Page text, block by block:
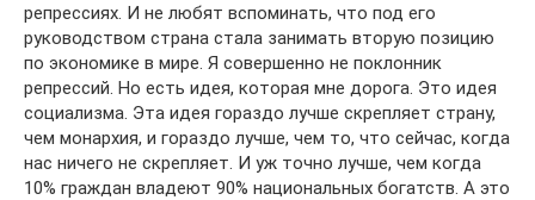
репрессиях. И не любят вспоминать, что под его
руководством страна стала занимать вторую позицию
по экономике в мире. Я совершенно не поклонник
репрессий. Но есть идея, которая мне дорога. Это идея
социализма. Эта идея гораздо лучше скрепляет страну,
чем монархия, и гораздо лучше, чем то, что сейчас, когда
нас ничего не скрепляет. И уж точно лучше, чем когда
10% граждан владеют 90% национальных богатств. А это